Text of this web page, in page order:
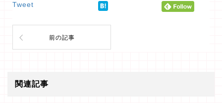
Tweet
前の記事
関連記事